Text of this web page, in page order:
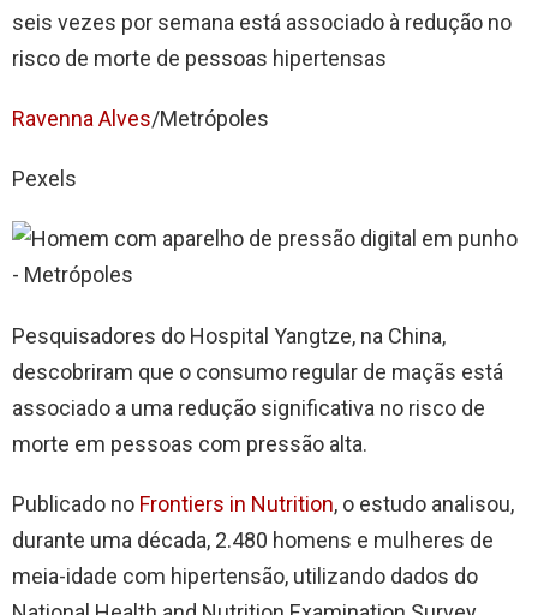
seis vezes por semana está associado à redução no
risco de morte de pessoas hipertensas
Ravenna Alves/Metrópoles
Pexels
Pesquisadores do Hospital Yangtze, na China,
descobriram que o consumo regular de maçãs está
associado a uma redução significativa no risco de
morte em pessoas com pressão alta.
Publicado no Frontiers in Nutrition, o estudo analisou,
durante uma década, 2.480 homens e mulheres de
meia-idade com hipertensão, utilizando dados do